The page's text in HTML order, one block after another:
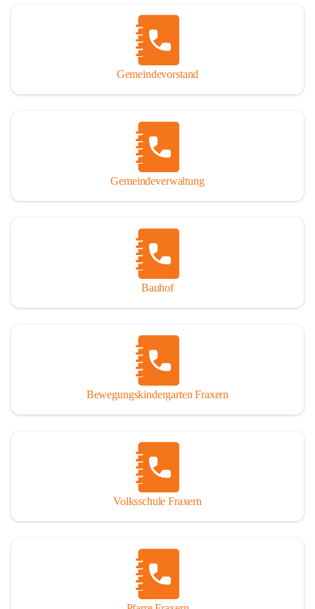
Gemeindevorstand
Gemeindeverwaltung
Bauhof
Bewegungskindergarten Fraxern
Volksschule Fraxern